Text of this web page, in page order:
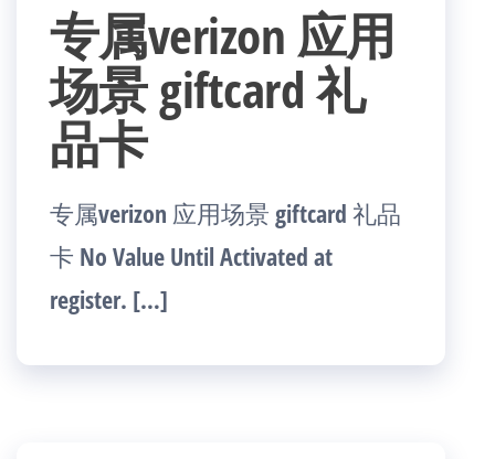
专属verizon 应用
场景 giftcard 礼
品卡
专属verizon 应用场景 giftcard 礼品
卡 No Value Until Activated at
register. […]